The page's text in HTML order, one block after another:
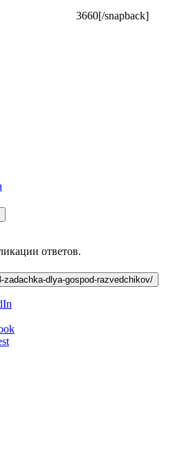
3660[/snapback]
ответов.
dlya-gospod-razvedchikov/